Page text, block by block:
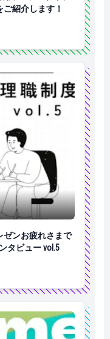
紹介します！
レゼンお疲れさまで
ゼンお疲れさまで
タビュー vol.5